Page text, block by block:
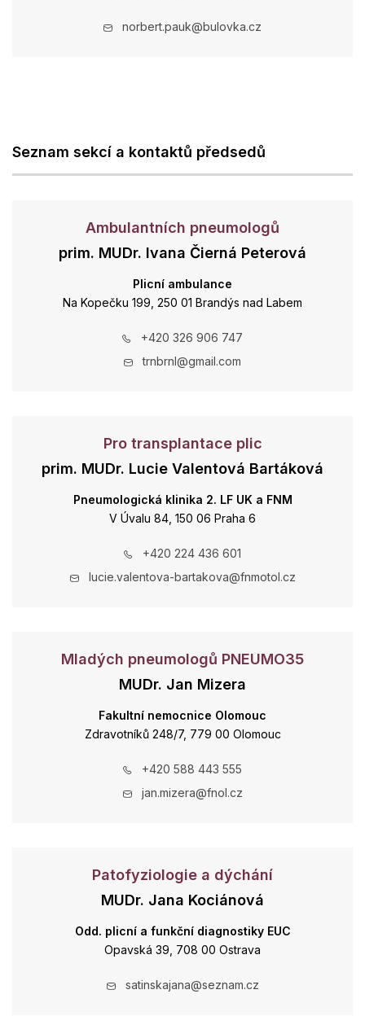
norbert.pauk@bulovka.cz
Seznam sekcí a kontaktů předsedů
Ambulantních pneumologů
prim. MUDr. Ivana Čierná Peterová
Plicní ambulance
Na Kopečku 199, 250 01 Brandýs nad Labem
+420 326 906 747
trnbrnl@gmail.com
Pro transplantace plic
prim. MUDr. Lucie Valentová Bartáková
Pneumologická klinika 2. LF UK a FNM
V Úvalu 84, 150 06 Praha 6
+420 224 436 601
lucie.valentova-bartakova@fnmotol.cz
Mladých pneumologů PNEUMO35
MUDr. Jan Mizera
Fakultní nemocnice Olomouc
Zdravotníků 248/7, 779 00 Olomouc
+420 588 443 555
jan.mizera@fnol.cz
Patofyziologie a dýchání
MUDr. Jana Kociánová
Odd. plicní a funkční diagnostiky EUC
Opavská 39, 708 00 Ostrava
satinskajana@seznam.cz